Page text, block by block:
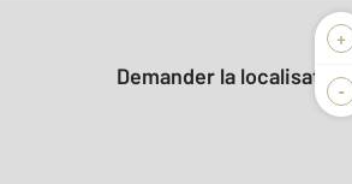
+
-
Demander la localisation